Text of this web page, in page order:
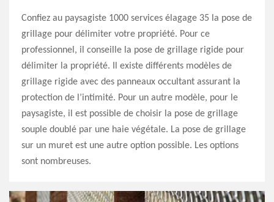
Confiez au paysagiste 1000 services élagage 35 la pose de
grillage pour délimiter votre propriété. Pour ce
professionnel, il conseille la pose de grillage rigide pour
délimiter la propriété. Il existe différents modèles de
grillage rigide avec des panneaux occultant assurant la
protection de l’intimité. Pour un autre modèle, pour le
paysagiste, il est possible de choisir la pose de grillage
souple doublé par une haie végétale. La pose de grillage
sur un muret est une autre option possible. Les options
sont nombreuses.